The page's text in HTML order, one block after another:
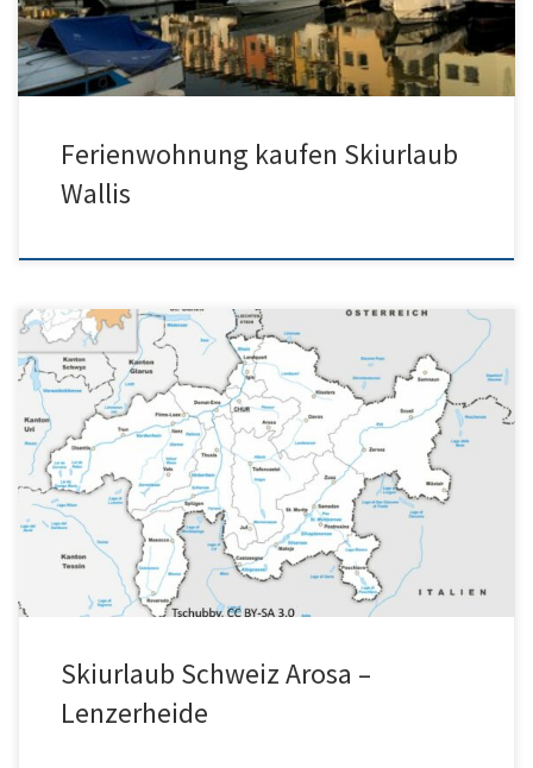
Ferienwohnung kaufen Skiurlaub
Wallis
Skiurlaub Schweiz empfiehlt in der Region Arosa-Lenzerheide das
Appartementhaus Hof Arosa. Sie finden alle Infos zur
Topdestination Arosa auf der […]
Skiurlaub Schweiz Arosa –
Lenzerheide